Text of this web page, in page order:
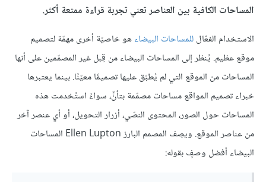
المساحات الكافية بين العناصر تعني تجربة قراءة ممتعة أكثر.
الاستخدام الفعّالللمساحات البيضاءهو خاصيّة أخرى مهمّة لتصميم
موقع عظيم. يُنظر إلى المساحات البيضاء من قِبل غير المصمّمين على أنها
المساحات من الموقع التي لم يُطبّق عليها تصميمًا معيّنًا. بينما يعتبرها
خبراء تصميم المواقع مساحات مصمّمة بتأنٍّ، سواءً استُخدمت هذه
المساحات حول الصور، المحتوى النصّي، أزرار التحويل، أو أي عنصر آخر
من عناصر الموقع. ويصِف المصمم البارز Ellen Lupton المساحات
البيضاء أفضل وصفٍ بقوله: